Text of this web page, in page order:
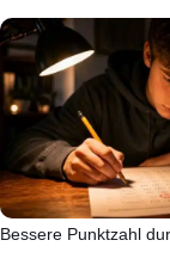
Bessere Punktzahl